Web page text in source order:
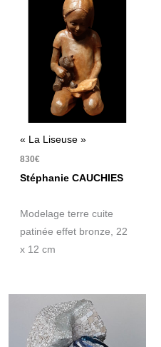
« La Liseuse »
830€
Stéphanie CAUCHIES
Modelage terre cuite
patinée effet bronze, 22
x 12 cm